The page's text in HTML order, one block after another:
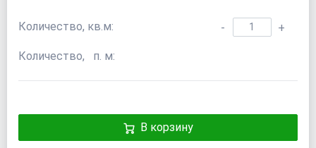
Количество, кв.м: - +
Количество, п. м:
В корзину